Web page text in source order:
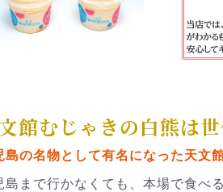
館むじゃきの白熊は
島の名物として有名になった天文
島まで行かなくても、本場で食べ